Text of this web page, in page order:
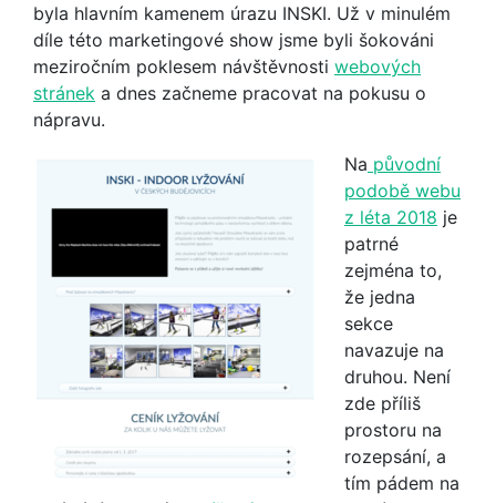
byla hlavním kamenem úrazu INSKI. Už v minulém
díle této marketingové show jsme byli šokováni
meziročním poklesem návštěvnosti webových
stránek a dnes začneme pracovat na pokusu o
nápravu.
Na původní
podobě webu
z léta 2018 je
patrné
zejména to,
že jedna
sekce
navazuje na
druhou. Není
zde příliš
prostoru na
rozepsání, a
tím pádem na